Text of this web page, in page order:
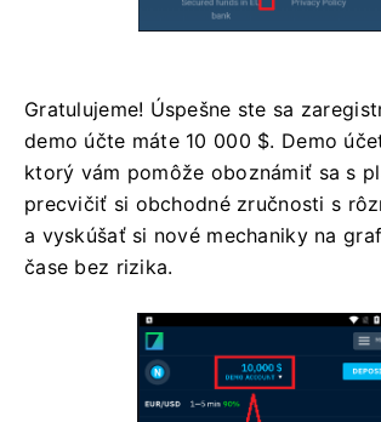
Gratulujeme! Úspešne ste sa
demo účte máte 10 000 $. Demo
ktorý vám pomôže oboznámiť sa s
precvičiť si obchodné zručnosti s
a vyskúšať si nové mechaniky na
čase bez rizika.